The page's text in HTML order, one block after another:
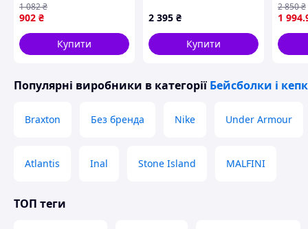
Зручна, Оливково-
зелена.
902 ₴
1 082₴
Купити
2 395 ₴
Купити
1 994
2 850₴
Популярні виробники в категорії Бейсболки і
Braxton Без бренда Nike Under Armour
Atlantis Inal Stone Island MALFINI
ТОП теги